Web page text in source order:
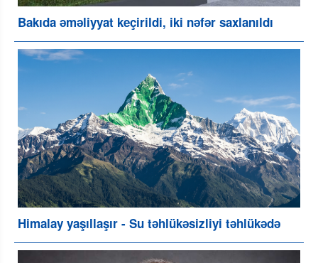
Bakıda əməliyyat keçirildi, iki nəfər saxlanıldı
Himalay yaşıllaşır - Su təhlükəsizliyi təhlükədə